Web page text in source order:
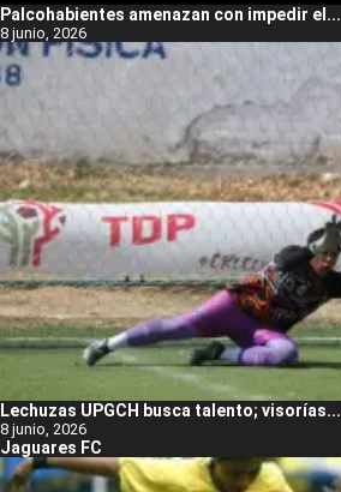
Palcohabientes amenazan con impedir el...
8 junio, 2026
Lechuzas UPGCH busca talento; visorías...
8 junio, 2026
Jaguares FC